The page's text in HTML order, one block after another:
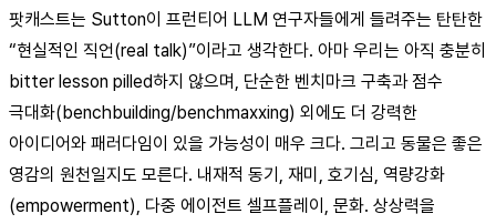
팟캐스트는 Sutton이 프런티어 LLM 연구자들에게 들려주는 탄탄한
“현실적인 직언(real talk)”이라고 생각한다. 아마 우리는 아직 충분히
bitter lesson pilled하지 않으며, 단순한 벤치마크 구축과 점수
극대화(benchbuilding/benchmaxxing) 외에도 더 강력한
아이디어와 패러다임이 있을 가능성이 매우 크다. 그리고 동물은 좋은
영감의 원천일지도 모른다. 내재적 동기, 재미, 호기심, 역량강화
(empowerment), 다중 에이전트 셀프플레이, 문화. 상상력을